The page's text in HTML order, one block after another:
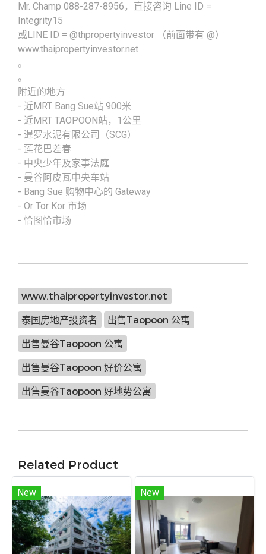
Mr. Champ 088-287-8956，直接咨询 Line ID =
Integrity15
或LINE ID = @thpropertyinvestor （前面带有 @）
www.thaipropertyinvestor.net
。
。
附近的地方
- 近MRT Bang Sue站 900米
- 近MRT TAOPOON站，1公里
- 暹罗水泥有限公司（SCG）
- 莲花巴差春
- 中央少年及家事法庭
- 曼谷阿皮瓦中央车站
- Bang Sue 购物中心的 Gateway
- Or Tor Kor 市场
- 恰图恰市场
www.thaipropertyinvestor.net
泰国房地产投资者 出售Taopoon 公寓
出售曼谷Taopoon 公寓
出售曼谷Taopoon 好价公寓
出售曼谷Taopoon 好地势公寓
Related Product
New New